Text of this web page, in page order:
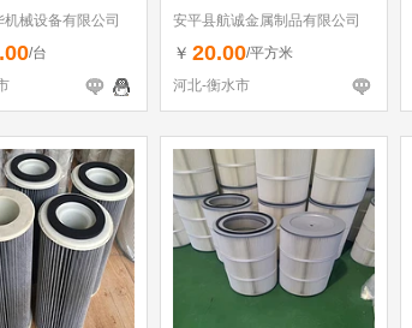
机械设备有限公司
/台
安平县航诚金属制品有限公司
￥ 20.00/平方米
河北-衡水市